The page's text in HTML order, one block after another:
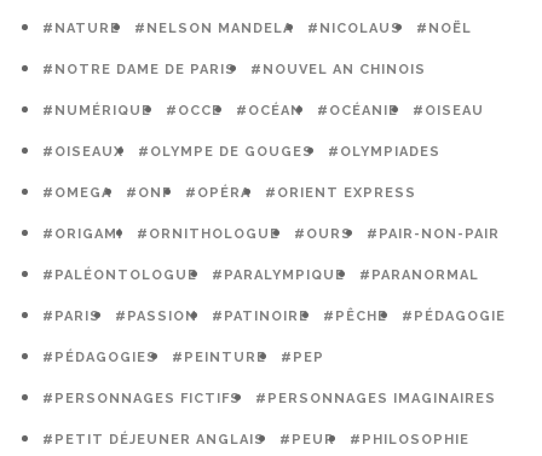
#NATURE #NELSON MANDELA #NICOLAUS #NOËL
#NOTRE DAME DE PARIS #NOUVEL AN CHINOIS
#NUMÉRIQUE #OCCE #OCÉAN #OCÉANIE #OISEAU
#OISEAUX #OLYMPE DE GOUGES #OLYMPIADES
#OMEGA #ONF #OPÉRA #ORIENT EXPRESS
#ORIGAMI #ORNITHOLOGUE #OURS #PAIR-NON-PAIR
#PALÉONTOLOGUE #PARALYMPIQUE #PARANORMAL
#PARIS #PASSION #PATINOIRE #PÊCHE #PÉDAGOGIE
#PÉDAGOGIES #PEINTURE #PEP
#PERSONNAGES FICTIFS #PERSONNAGES IMAGINAIRES
#PETIT DÉJEUNER ANGLAIS #PEUR #PHILOSOPHIE